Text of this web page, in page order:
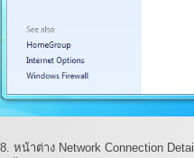
8. หน้าต่าง Network Connection